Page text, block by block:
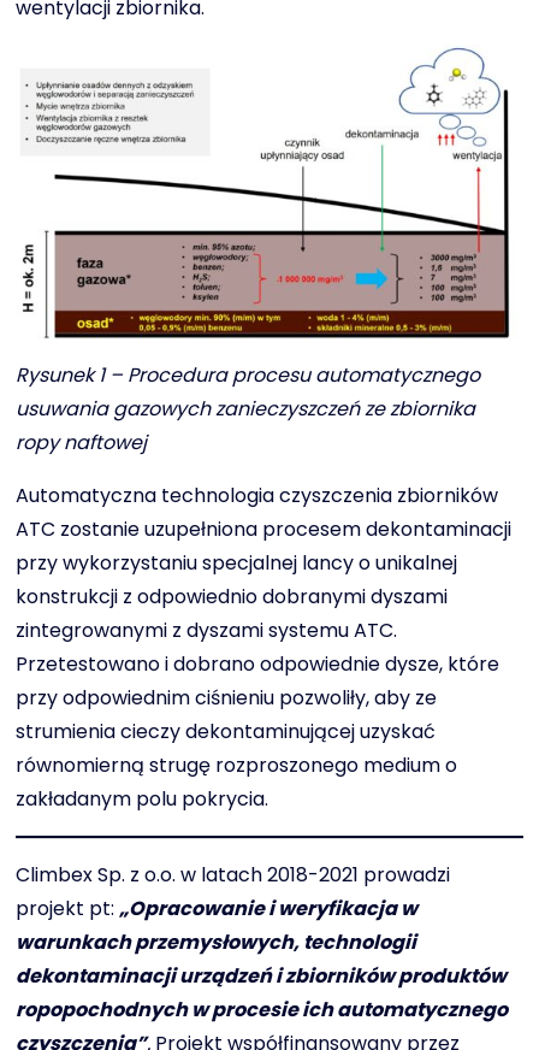
wentylacji zbiornika.
Rysunek 1 – Procedura procesu automatycznego
usuwania gazowych zanieczyszczeń ze zbiornika
ropy naftowej
Automatyczna technologia czyszczenia zbiorników
ATC zostanie uzupełniona procesem dekontaminacji
przy wykorzystaniu specjalnej lancy o unikalnej
konstrukcji z odpowiednio dobranymi dyszami
zintegrowanymi z dyszami systemu ATC.
Przetestowano i dobrano odpowiednie dysze, które
przy odpowiednim ciśnieniu pozwoliły, aby ze
strumienia cieczy dekontaminującej uzyskać
równomierną strugę rozproszonego medium o
zakładanym polu pokrycia.
Climbex Sp. z o.o. w latach 2018-2021 prowadzi
projekt pt:„Opracowanie i weryfikacja w
warunkach przemysłowych, technologii
dekontaminacji urządzeń i zbiorników produktów
ropopochodnych w procesie ich automatycznego
czyszczenia”. Projekt współfinansowany przez